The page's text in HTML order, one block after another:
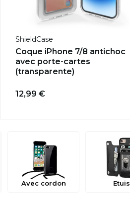
ShieldCase
Coque iPhone 7/8 antichoc
avec porte-cartes
(transparente)
12,99 €
Avec cordon Etuis